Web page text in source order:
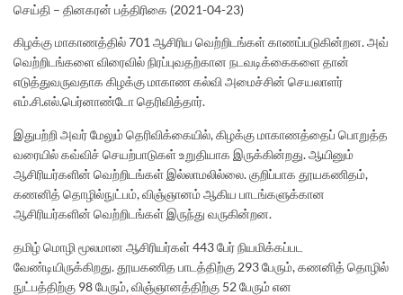
செய்தி – தினகரன் பத்திரிகை (2021-04-23)
கிழக்கு மாகாணத்தில் 701 ஆசிரிய வெற்றிடங்கள் காணப்படுகின்றன. அவ்
வெற்றிடங்களை விரைவில் நிரப்புவதற்கான நடவடிக்கைகளை தான்
எடுத்துவருவதாக கிழக்கு மாகாண கல்வி அமைச்சின் செயலாளர்
எம்.சி.எல்.பெர்னாண்டோ தெரிவித்தார்.
இதுபற்றி அவர் மேலும் தெரிவிக்கையில், கிழக்கு மாகாணத்தைப் பொறுத்த
வரையில் கவ்விச் செயற்பாடுகள் உறுதியாக இருக்கின்றது. ஆயினும்
ஆசிரியர்களின் வெற்றிடங்கள் இல்லாமலில்லை. குறிப்பாக தூயகணிதம்,
கணனித் தொழில்நுட்பம், விஞ்ஞானம் ஆகிய பாடங்களுக்கான
ஆசிரியர்களின் வெற்றிடங்கள் இருந்து வருகின்றன.
தமிழ் மொழி மூலமான ஆசிரியர்கள் 443 பேர் நியமிக்கப்பட
வேண்டியிருக்கிறது. தூயகணித பாடத்திற்கு 293 பேரும், கணனித் தொழில்
நுட்பத்திற்கு 98 பேரும், விஞ்ஞானத்திற்கு 52 பேரும் என